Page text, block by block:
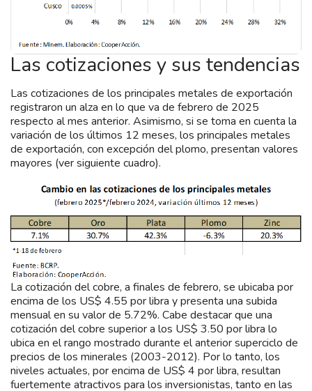
Las cotizaciones y sus tendencias
Las cotizaciones de los principales metales de exportación
registraron un alza en lo que va de febrero de 2025
respecto al mes anterior. Asimismo, si se toma en cuenta la
variación de los últimos 12 meses, los principales metales
de exportación, con excepción del plomo, presentan valores
mayores (ver siguiente cuadro).
La cotización del cobre, a finales de febrero, se ubicaba por
encima de los US$ 4.55 por libra y presenta una subida
mensual en su valor de 5.72%. Cabe destacar que una
cotización del cobre superior a los US$ 3.50 por libra lo
ubica en el rango mostrado durante el anterior superciclo de
precios de los minerales (2003-2012). Por lo tanto, los
niveles actuales, por encima de US$ 4 por libra, resultan
fuertemente atractivos para los inversionistas, tanto en las